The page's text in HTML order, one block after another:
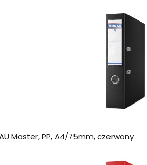
Master, PP, A4/75mm, czerwony